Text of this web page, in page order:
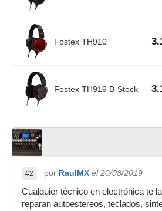
Fostex TH910
Fostex TH919 B-Stock
#2 por RaulMX el 20/08/2019
Cualquier técnico en electrónica te
reparan autoestereos, teclados,